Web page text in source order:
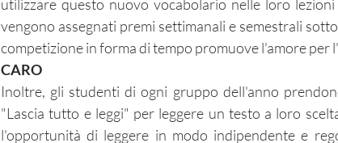
utilizzare questo nuovo vocabolario nelle loro
vengono assegnati premi settimanali e semestrali
competizione in forma di tempo promuove l'amore per
CARO
Inoltre, gli studenti di ogni gruppo dell'anno
"Lascia tutto e leggi" per leggere un testo a loro
l'opportunità di leggere in modo indipendente e